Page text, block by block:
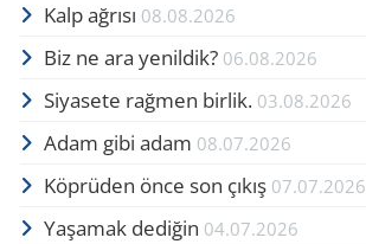
Kalp ağrısı 08.08.2026
Biz ne ara yenildik? 06.08.2026
Siyasete rağmen birlik. 03.08.2026
Adam gibi adam 08.07.2026
Köprüden önce son çıkış 07.07.2026
Yaşamak dediğin 04.07.2026